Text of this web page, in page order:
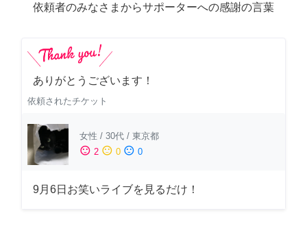
依頼者のみなさまからサポーターへの感謝の言葉
ありがとうございます！
依頼されたチケット
女性 / 30代 / 東京都
sentiment_satisfied 2 sentiment_neutral 0 sentiment_dissatisfied 0
9月6日お笑いライブを見るだけ！